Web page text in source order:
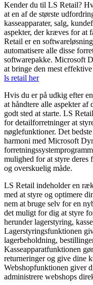
Kender du til LS Retail?
at en af de største
kasseapparater, salg,
aspekter, der kræves for at
Retail er en
automatisere alle disse
softwarepakke. Microsoft
at bringe den mest
ls retail her
Hvis du er på udkig efter
at håndtere alle aspekter
godt sted at starte. LS
for detailforretninger at
nøglefunktioner. Det
harmoni med Microsoft
mulighed for at styre deres
og overskuelig måde.
LS Retail indeholder en
med at styre og optimere
nem at bruge selv for en
det muligt for dig at styre
herunder lagerstyring,
Lagerstyringsfunktionen
lagerbeholdning,
Kasseapparatfunktionen
returneringer og give dine
Webshopfunktionen giver
administrere webshops